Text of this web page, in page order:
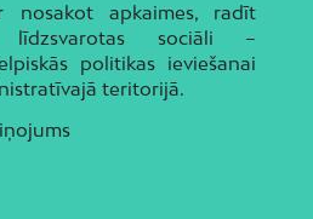
nosakot apkaimes, radīt
līdzsvarotas sociāli –
politikas ieviešanai
teritorijā.